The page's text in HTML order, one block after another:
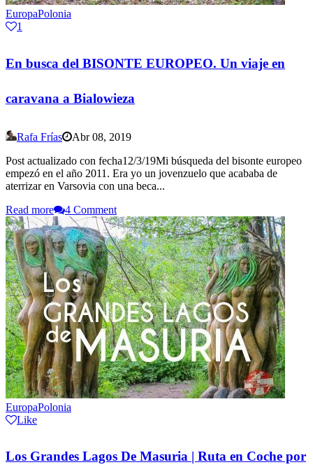
EuropaPolonia
1
En busca del BISONTE EUROPEO. Un viaje en
caravana a Bialowieza
Rafa Frías
Abr 08, 2019
Post actualizado con fecha12/3/19Mi búsqueda del bisonte europeo
empezó en el año 2011. Era yo un jovenzuelo que acababa de
aterrizar en Varsovia con una beca...
Read more
4 Comment
EuropaPolonia
Like
Los Grandes Lagos De Masuria | Ruta en Coche por